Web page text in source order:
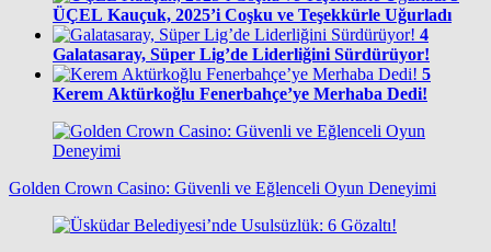
ÜÇEL Kauçuk, 2025’i Coşku ve Teşekkürle Uğurladı
4
Galatasaray, Süper Lig’de Liderliğini Sürdürüyor!
5
Kerem Aktürkoğlu Fenerbahçe’ye Merhaba Dedi!
Golden Crown Casino: Güvenli ve Eğlenceli Oyun Deneyimi